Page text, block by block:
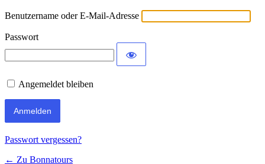
Benutzername oder E-Mail-Adresse
Passwort
Angemeldet bleiben
Passwort vergessen?
← Zu Bonnatours